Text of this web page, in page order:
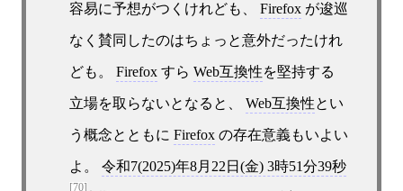
容易に予想がつくけれども、 Firefoxが逡巡
なく賛同したのはちょっと意外だったけれ
ども。 Firefoxすら Web互換性を堅持する
立場を取らないとなると、 Web互換性とい
う概念とともに Firefoxの存在意義もいよい
よ。 令和7(2025)年8月22日(金) 3時51分39秒
[70]